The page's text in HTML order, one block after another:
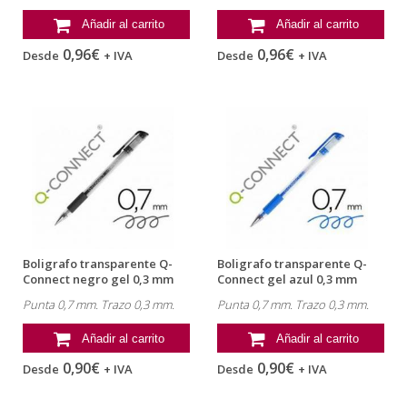
Añadir al carrito
Desde 0,96€ + IVA
Añadir al carrito
Desde 0,96€ + IVA
Boligrafo transparente Q-
Connect negro gel 0,3 mm
Punta 0,7 mm. Trazo 0,3 mm.
Añadir al carrito
Desde 0,90€ + IVA
Boligrafo transparente Q-
Connect gel azul 0,3 mm
Punta 0,7 mm. Trazo 0,3 mm.
Añadir al carrito
Desde 0,90€ + IVA